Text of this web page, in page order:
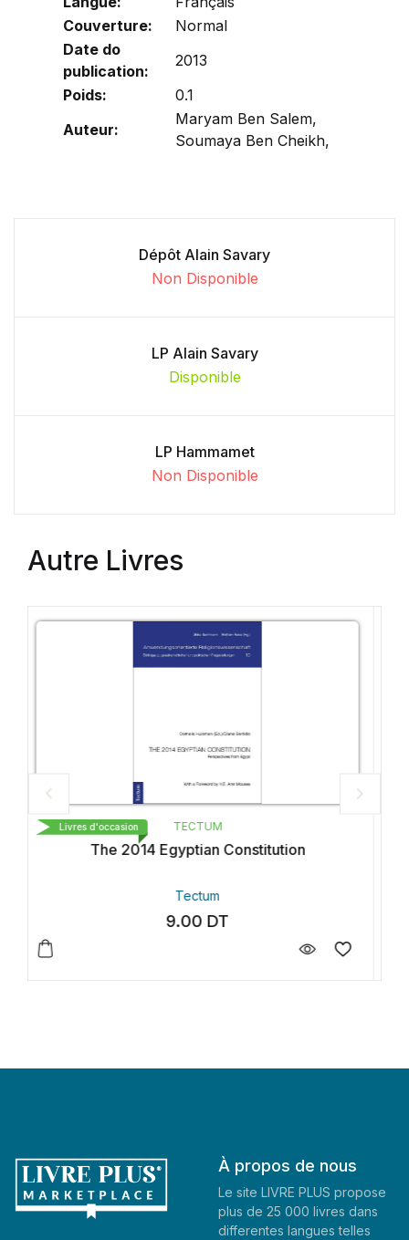
Couverture:
Normal
Date do
publication:
2013
Poids:
0.1
Auteur:
Maryam Ben Salem,
Soumaya Ben Cheikh,
Dépôt Alain Savary
Non Disponible
LP Alain Savary
Disponible
LP Hammamet
Non Disponible
Autre Livres
TECTUM
From Ruling To Opposition
Tectum
9.00
Livres d'occasion
À propos de nous
Le site LIVRE PLUS propose
plus de 25 000 livres dans
differentes langues telles